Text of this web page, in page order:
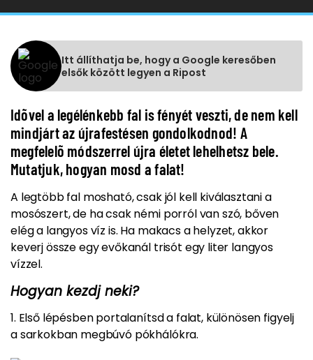
Itt állíthatja be, hogy a Google keresőben
elsők között legyen a Ripost
Idõvel a legélénkebb fal is fényét veszti, de nem kell
mindjárt az újrafestésen gondolkodnod! A
megfelelõ módszerrel újra életet lehelhetsz bele.
Mutatjuk, hogyan mosd a falat!
A legtöbb fal mosható, csak jól kell kiválasztani a
mosószert,de ha csak némi porról van szó, bőven
elég a langyos víz is. Ha makacs a helyzet, akkor
keverj össze egy evőkanál trisót egy liter langyos
vízzel.
Hogyan kezdj neki?
1. Első lépésben portalanítsd a falat, különösen figyelj
a sarkokban megbúvó pókhálókra.